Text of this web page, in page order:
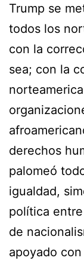
Trump se
todos los
con la
sea; con la
derechos
palomeó
igualdad,
política
de
apoyado